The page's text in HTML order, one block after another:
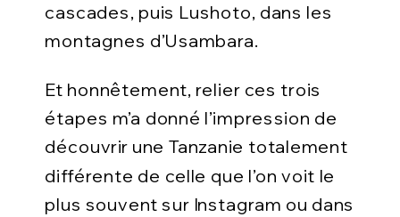
cascades, puis Lushoto, dans les
montagnes d’Usambara.
Et honnêtement, relier ces trois
étapes m’a donné l’impression de
découvrir une Tanzanie totalement
différente de celle que l’on voit le
plus souvent sur Instagram ou dans